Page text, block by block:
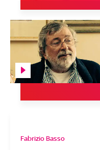
Fabrizio Basso